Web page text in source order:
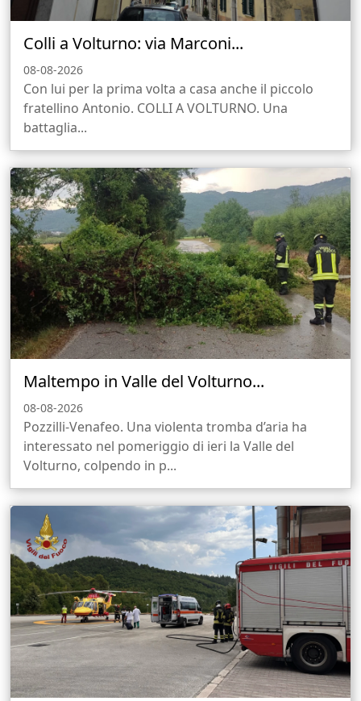
Colli a Volturno: via Marconi...
08-08-2026
Con lui per la prima volta a casa anche il piccolo
fratellino Antonio. COLLI A VOLTURNO. Una
battaglia...
Maltempo in Valle del Volturno...
08-08-2026
Pozzilli-Venafeo. Una violenta tromba d’aria ha
interessato nel pomeriggio di ieri la Valle del
Volturno, colpendo in p...